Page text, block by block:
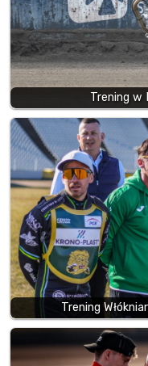
Trening w
Trening